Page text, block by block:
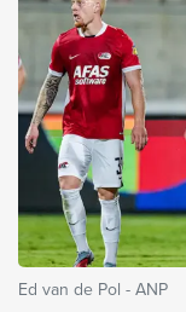
Ed van de Pol - ANP